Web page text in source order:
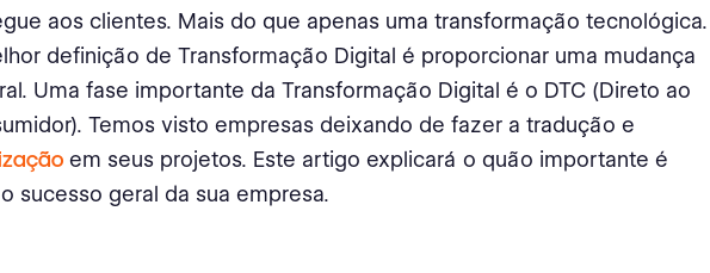
aos clientes. Mais do que apenas uma transformação tecnológica.
definição de Transformação Digital é proporcionar uma mudança
Uma fase importante da Transformação Digital é o DTC (Direto ao
Temos visto empresas deixando de fazer a tradução e
em seus projetos. Este artigo explicará o quão importante é
sucesso geral da sua empresa.